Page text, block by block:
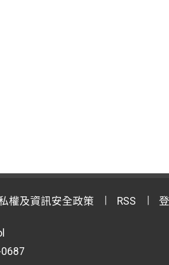
權及資訊安全政策 RSS